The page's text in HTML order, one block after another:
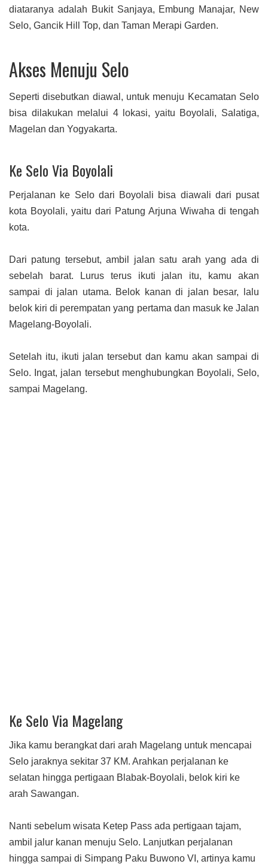
diataranya adalah Bukit Sanjaya, Embung Manajar, New
Selo, Gancik Hill Top, dan Taman Merapi Garden.
Akses Menuju Selo
Seperti disebutkan diawal, untuk menuju Kecamatan Selo
bisa dilakukan melalui 4 lokasi, yaitu Boyolali, Salatiga,
Magelan dan Yogyakarta.
Ke Selo Via Boyolali
Perjalanan ke Selo dari Boyolali bisa diawali dari pusat
kota Boyolali, yaitu dari Patung Arjuna Wiwaha di tengah
kota.
Dari patung tersebut, ambil jalan satu arah yang ada di
sebelah barat. Lurus terus ikuti jalan itu, kamu akan
sampai di jalan utama. Belok kanan di jalan besar, lalu
belok kiri di perempatan yang pertama dan masuk ke Jalan
Magelang-Boyolali.
Setelah itu, ikuti jalan tersebut dan kamu akan sampai di
Selo. Ingat, jalan tersebut menghubungkan Boyolali, Selo,
sampai Magelang.
Ke Selo Via Magelang
Jika kamu berangkat dari arah Magelang untuk mencapai
Selo jaraknya sekitar 37 KM. Arahkan perjalanan ke
selatan hingga pertigaan Blabak-Boyolali, belok kiri ke
arah Sawangan.
Nanti sebelum wisata Ketep Pass ada pertigaan tajam,
ambil jalur kanan menuju Selo. Lanjutkan perjalanan
hingga sampai di Simpang Paku Buwono VI, artinya kamu